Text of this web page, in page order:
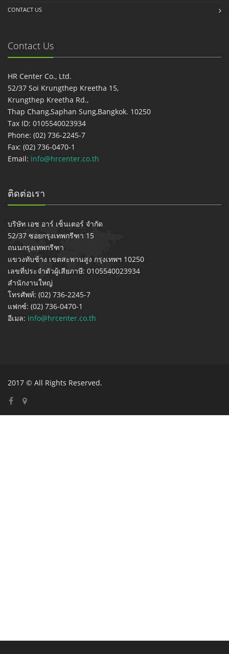
CONTACT US
Contact Us
HR Center Co., Ltd.
52/37 Soi Krungthep Kreetha 15,
Krungthep Kreetha Rd.,
Thap Chang,Saphan Sung,Bangkok. 10250
Tax ID: 0105540023934
Phone: (02) 736-2245-7
Fax: (02) 736-0470-1
Email: info@hrcenter.co.th
ติดต่อเรา
บริษัท เอช อาร์ เซ็นเตอร์ จำกัด
52/37 ซอยกรุงเทพกรีฑา 15
ถนนกรุงเทพกรีฑา
แขวงทับช้าง เขตสะพานสูง กรุงเทพฯ 10250
เลขที่ประจำตัวผู้เสียภาษี: 0105540023934
สำนักงานใหญ่
โทรศัพท์: (02) 736-2245-7
แฟกซ์: (02) 736-0470-1
อีเมล: info@hrcenter.co.th
2017 © All Rights Reserved.